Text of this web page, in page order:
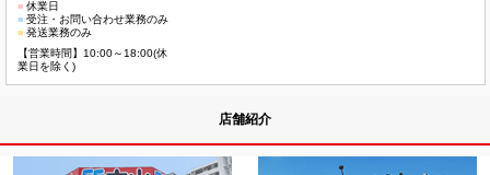
■休業日
■受注・お問い合わせ業務のみ
■発送業務のみ
【営業時間】10:00～18:00(休
業日を除く)
店舗紹介